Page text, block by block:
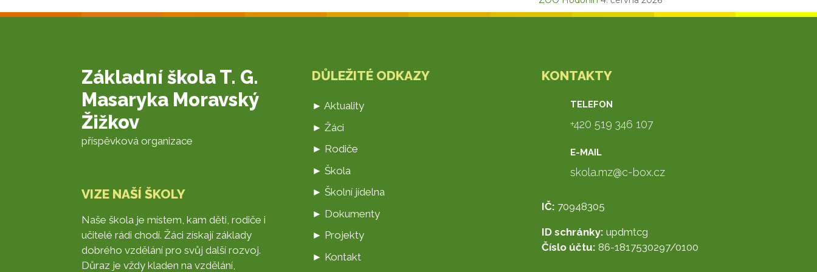
Základní škola T. G.
Masaryka Moravský
Žižkov
příspěvková organizace
VIZE NAŠÍ ŠKOLY
Naše škola je místem, kam děti, rodiče i
učitelé rádi chodí. Žáci získají základy
dobrého vzdělání pro svůj další rozvoj.
Důraz je vždy kladen na vzdělání,
DŮLEŽITÉ ODKAZY
► Aktuality
► Žáci
► Rodiče
► Škola
► Školní jídelna
► Dokumenty
► Projekty
► Kontakt
KONTAKTY
TELEFON
+420 519 346 107
E-MAIL
skola.mz@c-box.cz
IČ: 70948305
ID schránky: updmtcg
Číslo účtu: 86-1817530297/0100